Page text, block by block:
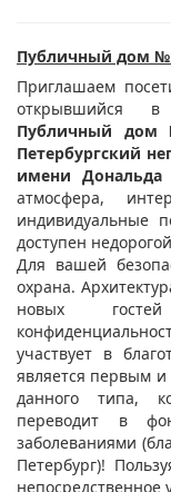
Публичный дом
Приглашаем
открывшийся в
Публичный
Петербургский
имени Дональда
атмосфера,
индивидуальные
доступен
Для вашей
охрана.
новых гостей
участвует в
является первым
данного типа,
переводит в
заболеваниями
Петербург)!
непосредственное